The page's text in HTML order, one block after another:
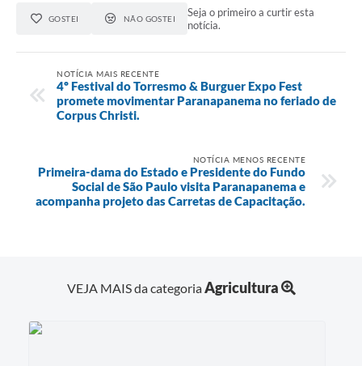
GOSTEI NÃO GOSTEI
Seja o primeiro a curtir esta
notícia.
NOTÍCIA MAIS RECENTE
4º Festival do Torresmo & Burguer Expo Fest
promete movimentar Paranapanema no feriado de
Corpus Christi.
NOTÍCIA MENOS RECENTE
Primeira-dama do Estado e Presidente do Fundo
Social de São Paulo visita Paranapanema e
acompanha projeto das Carretas de Capacitação.
VEJA MAIS da categoriaAgricultura